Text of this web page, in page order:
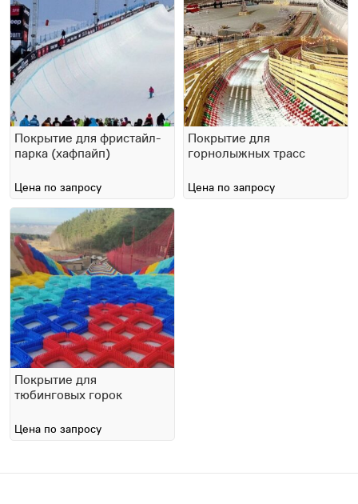
Покрытие для фристайл-
парка (хафпайп)
Цена по запросу
Покрытие для
горнолыжных трасс
Цена по запросу
Покрытие для
тюбинговых горок
Цена по запросу